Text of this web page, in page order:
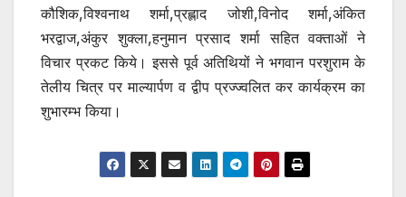
कौशिक,विश्वनाथ शर्मा,प्रह्लाद जोशी,विनोद शर्मा,अंकित
भरद्वाज,अंकुर शुक्ला,हनुमान प्रसाद शर्मा सहित वक्ताओं ने
विचार प्रकट किये। इससे पूर्व अतिथियों ने भगवान परशुराम के
तेलीय चित्र पर माल्यार्पण व द्वीप प्रज्ज्वलित कर कार्यक्रम का
शुभारम्भ किया।